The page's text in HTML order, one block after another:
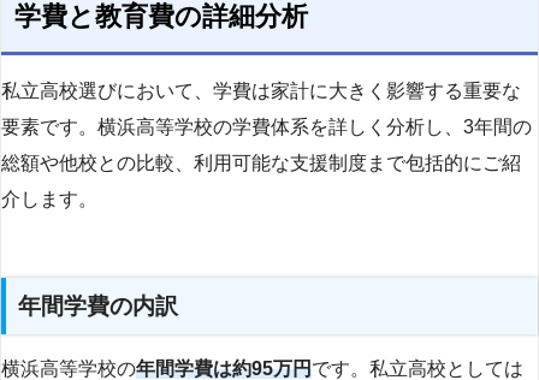
学費と教育費の詳細分析
私立高校選びにおいて、学費は家計に大きく影響する重要な
要素です。横浜高等学校の学費体系を詳しく分析し、3年間の
総額や他校との比較、利用可能な支援制度まで包括的にご紹
介します。
年間学費の内訳
横浜高等学校の年間学費は約95万円です。私立高校としては